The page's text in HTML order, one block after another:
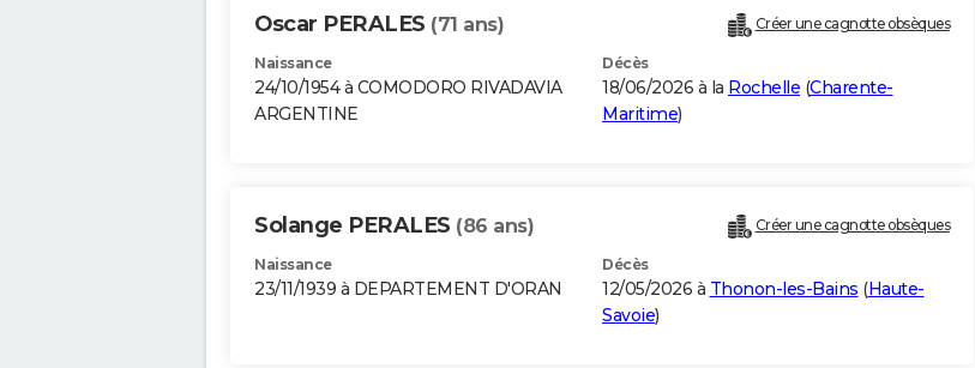
Oscar PERALES (71 ans) Créer une cagnotte obsèques
Naissance
24/10/1954 à COMODORO RIVADAVIA
ARGENTINE
Décès
18/06/2026 à la Rochelle (Charente-
Maritime)
Solange PERALES (86 ans) Créer une cagnotte obsèques
Naissance
23/11/1939 à DEPARTEMENT D'ORAN
Décès
12/05/2026 à Thonon-les-Bains (Haute-
Savoie)